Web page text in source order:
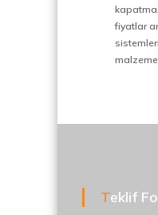
kapatma
fiyatlar
Teklif